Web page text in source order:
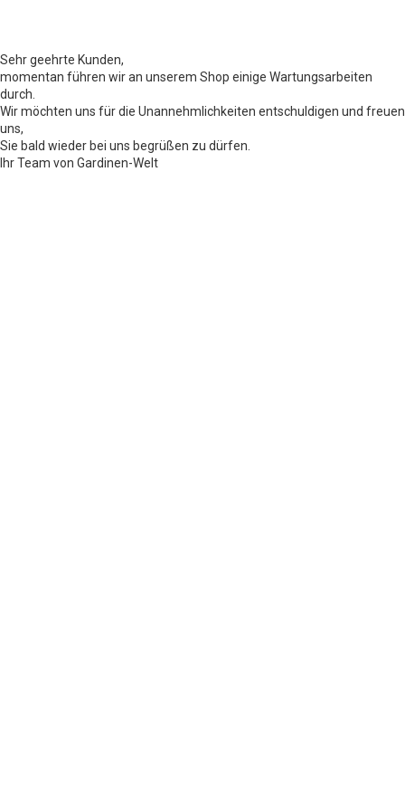
Sehr geehrte Kunden,
momentan führen wir an unserem Shop einige Wartungsarbeiten
durch.
Wir möchten uns für die Unannehmlichkeiten entschuldigen und freuen
uns,
Sie bald wieder bei uns begrüßen zu dürfen.
Ihr Team von Gardinen-Welt